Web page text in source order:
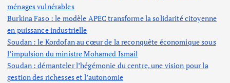
ménages vulnérables
Burkina Faso : le modèle APEC transforme la solidarité citoyenne
en puissance industrielle
Soudan : le Kordofan au cœur de la reconquête économique sous
l’impulsion du ministre Mohamed Ismail
Soudan : démanteler l’hégémonie du centre, une vision pour la
gestion des richesses et l’autonomie